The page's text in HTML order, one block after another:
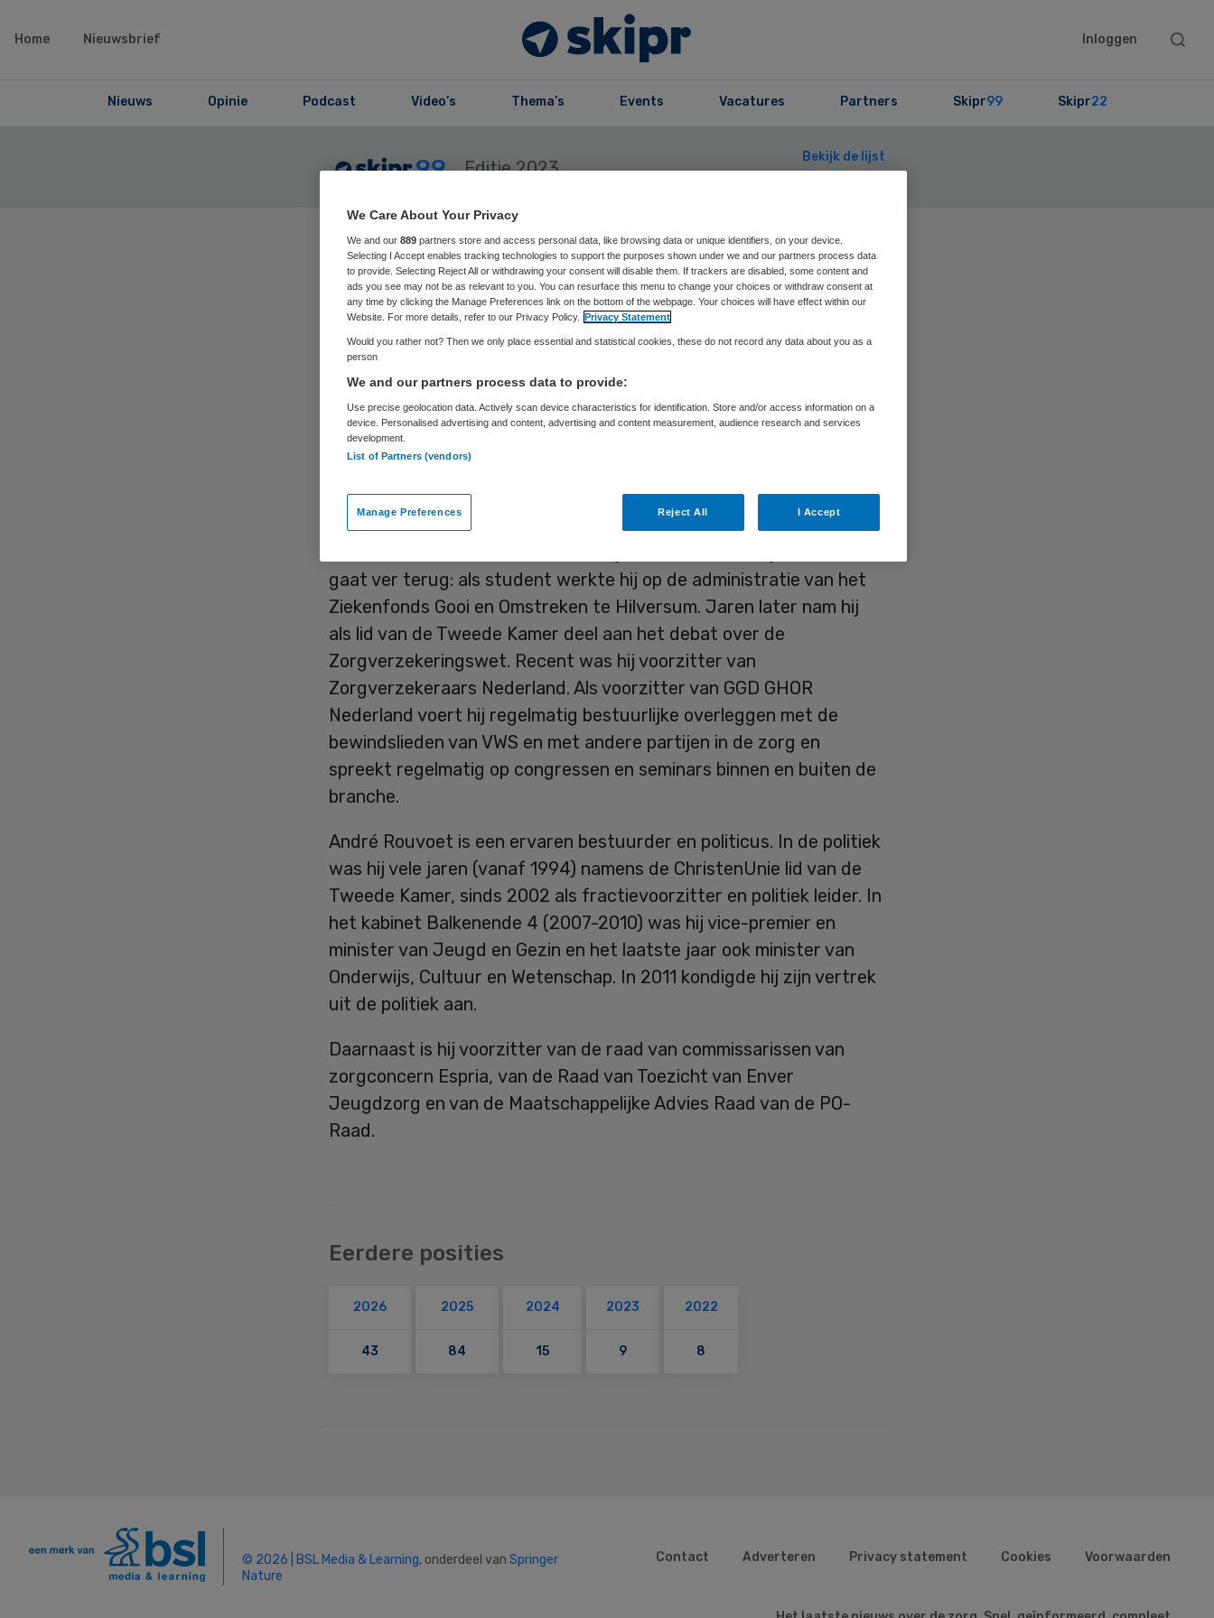
Home Nieuwsbrief Inloggen
Search
Nieuws Opinie Podcast Video’s Thema’s Events Vacatures Partners Skipr99 Skipr22
99 Editie 2023
Bekijk de lijst
› Skipr99
9 Positie vorig jaar: 8
André Rouvoet
GHOR Nederland, de belangenbehartiger voor de publieke
gezondheid en veiligheid in Nederland en de brancheorganisatie van
gaat ver terug: als student werkte hij op de administratie van het
Ziekenfonds Gooi en Omstreken te Hilversum. Jaren later nam hij
als lid van de Tweede Kamer deel aan het debat over de
Zorgverzekeringswet. Recent was hij voorzitter van
Zorgverzekeraars Nederland. Als voorzitter van GGD GHOR
Nederland voert hij regelmatig bestuurlijke overleggen met de
bewindslieden van VWS en met andere partijen in de zorg en
spreekt regelmatig op congressen en seminars binnen en buiten de
branche.
André Rouvoet is een ervaren bestuurder en politicus. In de politiek
was hij vele jaren (vanaf 1994) namens de ChristenUnie lid van de
Tweede Kamer, sinds 2002 als fractievoorzitter en politiek leider. In
het kabinet Balkenende 4 (2007-2010) was hij vice-premier en
minister van Jeugd en Gezin en het laatste jaar ook minister van
Onderwijs, Cultuur en Wetenschap. In 2011 kondigde hij zijn vertrek
uit de politiek aan.
Daarnaast is hij voorzitter van de raad van commissarissen van
zorgconcern Espria, van de Raad van Toezicht van Enver
Jeugdzorg en van de Maatschappelijke Advies Raad van de PO-
Raad.
Eerdere posities
2026
43
2025
84
2024
15
2023
9
2022
8
© 2026 | BSL Media & Learning, onderdeel van Springer
Nature
Contact Adverteren Privacy statement Cookies Voorwaarden
We Care About Your Privacy
We and our 889 partners store and access personal data, like browsing data or unique identifiers, on your device.
Selecting I Accept enables tracking technologies to support the purposes shown under we and our partners process data
to provide. Selecting Reject All or withdrawing your consent will disable them. If trackers are disabled, some content and
ads you see may not be as relevant to you. You can resurface this menu to change your choices or withdraw consent at
any time by clicking the Manage Preferences link on the bottom of the webpage. Your choices will have effect within our
Website. For more details, refer to our Privacy Policy. Privacy Statement
Would you rather not? Then we only place essential and statistical cookies, these do not record any data about you as a
person
We and our partners process data to provide:
Use precise geolocation data. Actively scan device characteristics for identification. Store and/or access information on a
device. Personalised advertising and content, advertising and content measurement, audience research and services
development.
List of Partners (vendors)
Manage Preferences Reject All I Accept